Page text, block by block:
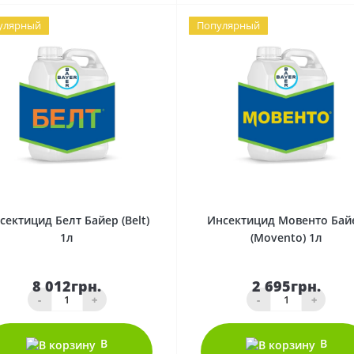
Белт Байер (Belt)
1л
8 012грн.
- +
В
Популярный
Инсектицид Мовенто
(Мovento) 1л
2 695грн.
- +
В